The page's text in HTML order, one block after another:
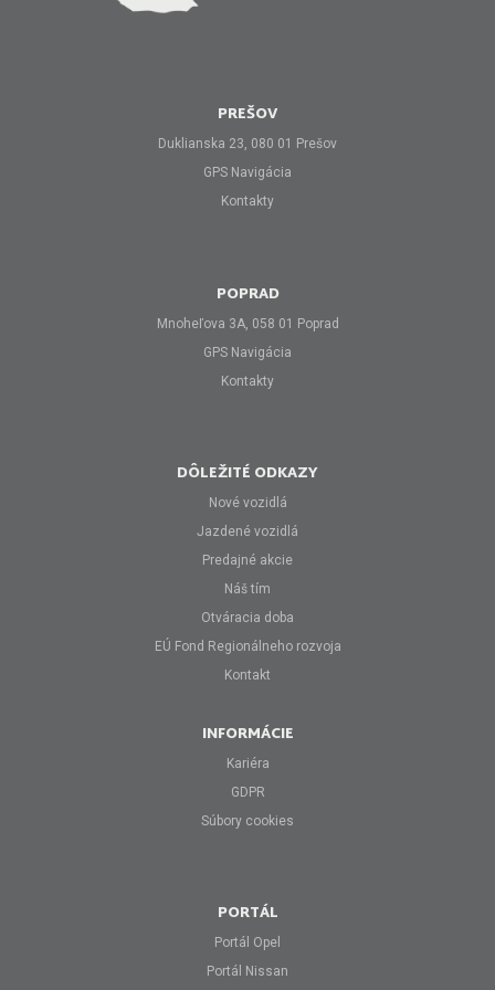
PREŠOV
Duklianska 23, 080 01 Prešov
GPS Navigácia
Kontakty
POPRAD
Mnoheľova 3A, 058 01 Poprad
GPS Navigácia
Kontakty
DÔLEŽITÉ ODKAZY
Nové vozidlá
Jazdené vozidlá
Predajné akcie
Náš tím
Otváracia doba
EÚ Fond Regionálneho rozvoja
Kontakt
INFORMÁCIE
Kariéra
GDPR
Súbory cookies
PORTÁL
Portál Opel
Portál Nissan